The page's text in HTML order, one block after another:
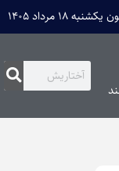
۱۸ مرداد ۱۴۰۵